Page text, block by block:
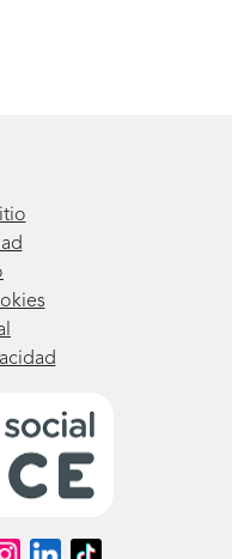
SíguenosSíguenos